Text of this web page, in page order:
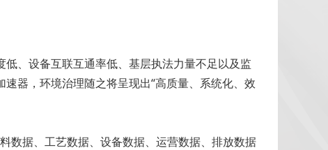
、设备互联互通率低、基层执法力量不足以及监
器，环境治理随之将呈现出“高质量、系统化、效
数据、工艺数据、设备数据、运营数据、排放数据